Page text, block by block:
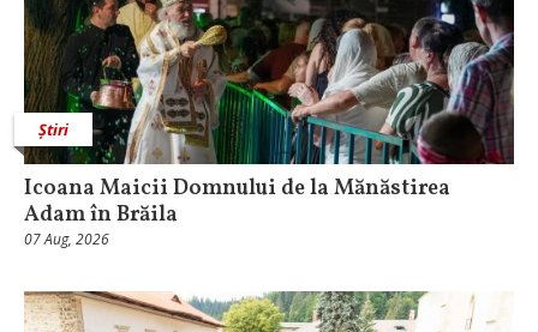
Știri
Icoana Maicii Domnului de la Mănăstirea
Adam în Brăila
07 Aug, 2026